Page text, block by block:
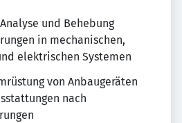
und Behebung
in mechanischen,
elektrischen Systemen
von Anbaugeräten
nach